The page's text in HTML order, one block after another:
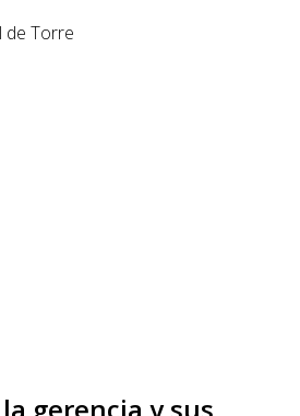
de Torre
gerencia y sus